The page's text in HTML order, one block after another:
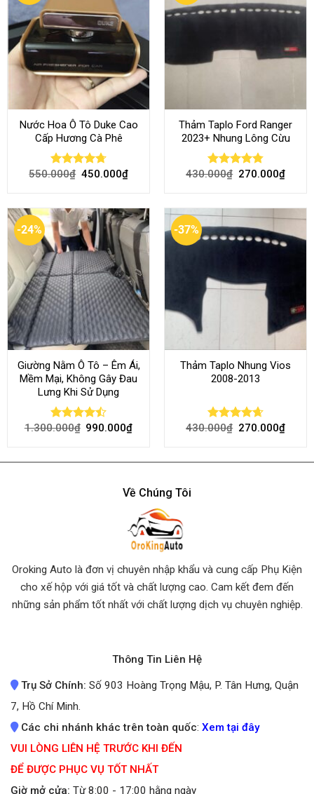
Nước Hoa Ô Tô Duke Cao
Cấp Hương Cà Phê
Rated4.70
550.000₫ 450.000₫
Thảm Taplo Ford Ranger
2023+ Nhung Lông Cừu
Rated 4.80
430.000₫ 270.000₫
-24%
Giường Nằm Ô Tô – Êm Ái,
Mềm Mại, Không Gây Đau
Lưng Khi Sử Dụng
Rated
1.300.000₫ 990.000₫
-37%
Thảm Taplo Nhung Vios
2008-2013
Rated 4.64
430.000₫ 270.000₫
Về Chúng Tôi
Oroking Auto là đơn vị chuyên nhập khẩu và cung cấp Phụ Kiện
cho xế hộp với giá tốt và chất lượng cao. Cam kết đem đến
những sản phẩm tốt nhất với chất lượng dịch vụ chuyên nghiệp.
Thông Tin Liên Hệ
Trụ Sở Chính: Số 903 Hoàng Trọng Mậu, P. Tân Hưng, Quận
7, Hồ Chí Minh.
Các chi nhánh khác trên toàn quốc: Xem tại đây
VUI LÒNG LIÊN HỆ TRƯỚC KHI ĐẾN
ĐỂ ĐƯỢC PHỤC VỤ TỐT NHẤT
Giờ mở cửa: Từ 8:00 - 17:00 hằng ngày